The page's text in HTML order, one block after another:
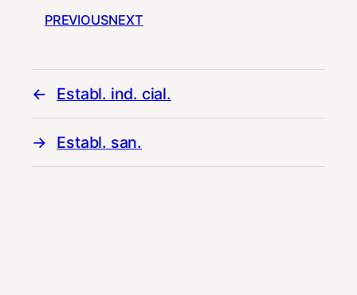
PREVIOUSNEXT
Establ. ind. cial.
Establ. san.